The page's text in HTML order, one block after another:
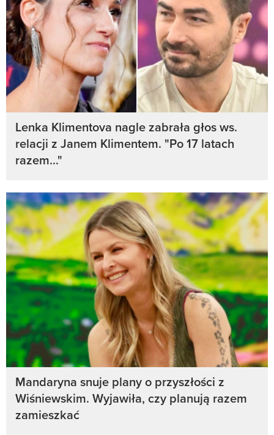
Lenka Klimentova nagle zabrała głos ws.
relacji z Janem Klimentem. "Po 17 latach
razem..."
Mandaryna snuje plany o przyszłości z
Wiśniewskim. Wyjawiła, czy planują razem
zamieszkać